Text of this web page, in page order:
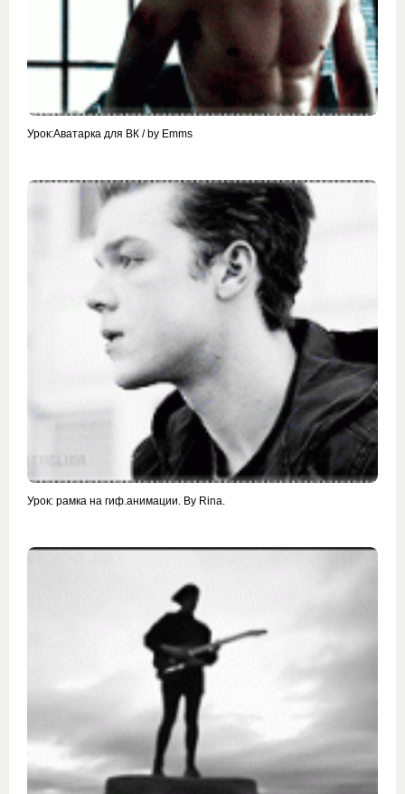
Урок:Аватарка для ВК / by Emms
Урок: рамка на гиф.анимации. By Rina.